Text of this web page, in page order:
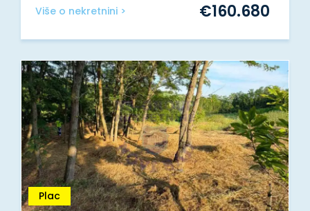
Više o nekretnini > €160.680
Plac